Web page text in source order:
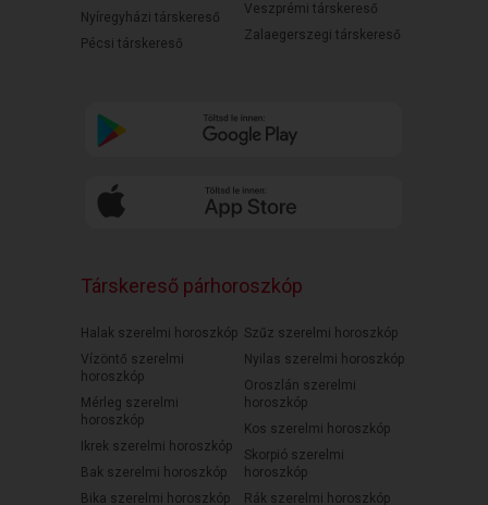
Nyíregyházi társkereső
Pécsi társkereső
Veszprémi társkereső
Zalaegerszegi társkereső
Társkereső párhoroszkóp
Halak szerelmi horoszkóp
Vízöntő szerelmi
horoszkóp
Mérleg szerelmi
horoszkóp
Ikrek szerelmi horoszkóp
Bak szerelmi horoszkóp
Bika szerelmi horoszkóp
Szűz szerelmi horoszkóp
Nyilas szerelmi horoszkóp
Oroszlán szerelmi
horoszkóp
Kos szerelmi horoszkóp
Skorpió szerelmi
horoszkóp
Rák szerelmi horoszkóp